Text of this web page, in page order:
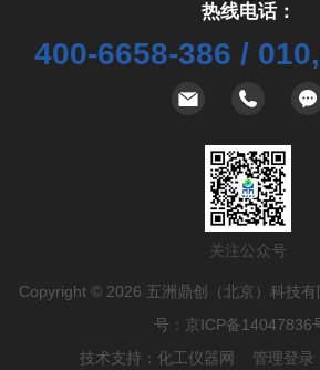
热线电话：
400-6658-386 /
关注公众号
Copyright © 2026 五洲鼎创（北京）科技
号： 京ICP备14047836
技术支持： 化工仪器网 管理登录